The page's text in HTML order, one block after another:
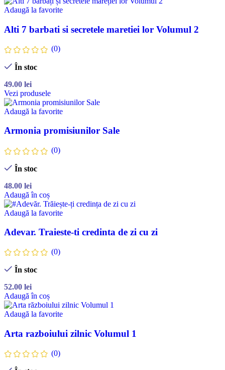
Adaugă la favorite
Alti 7 barbati si secretele maretiei lor Volumul 2
(0)
În stoc
49.00 lei
Vezi produsele
Adaugă la favorite
Armonia promisiunilor Sale
(0)
În stoc
48.00 lei
Adaugă în coș
Adaugă la favorite
Adevar. Traieste-ti credinta de zi cu zi
(0)
În stoc
52.00 lei
Adaugă în coș
Adaugă la favorite
Arta razboiului zilnic Volumul 1
(0)